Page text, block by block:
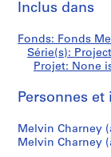
d
s
M
v
n
C
is
too
many,
Nova
Inclus dans
Fonds: Fonds
Série(s):
Projet: None
Personnes
Melvin Charney
Melvin Charney